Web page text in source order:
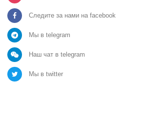
Следите за нами на facebook
Мы в telegram
Наш чат в telegram
Мы в twitter